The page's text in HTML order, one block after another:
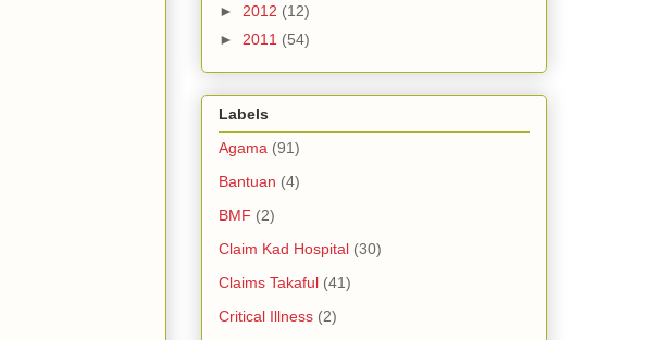
► 2012 (12)
► 2011 (54)
Labels
Agama (91)
Bantuan (4)
BMF (2)
Claim Kad Hospital (30)
Claims Takaful (41)
Critical Illness (2)